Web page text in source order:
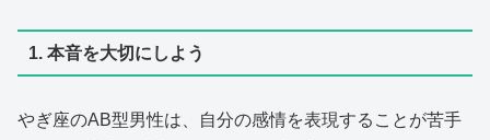
1. 本音を大切にしよう
やぎ座のAB型男性は、自分の感情を表現することが苦手